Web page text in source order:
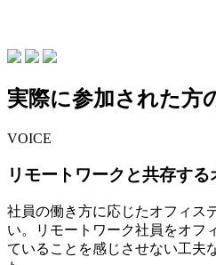
実際に参加された方
VOICE
リモートワークと共存する
社員の働き方に応じたオフィス
い。リモートワーク社員をオフ
ていることを感じさせない工夫